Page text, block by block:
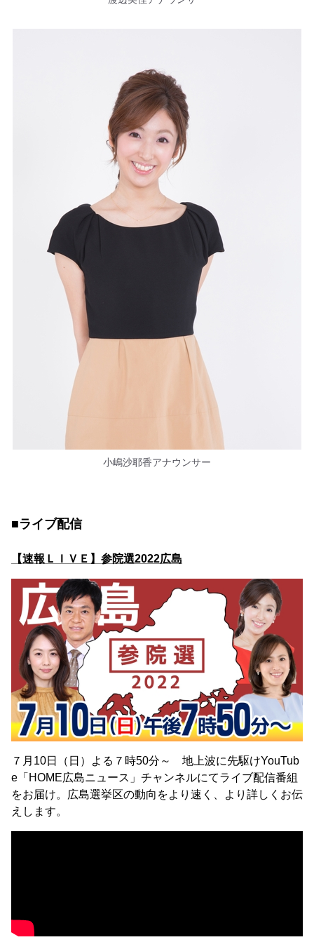
小嶋沙耶香アナウンサー
■ライブ配信
【速報ＬＩＶＥ】参院選2022広島
７月10日（日）よる７時50分～ 地上波に先駆けYouTub
e「HOME広島ニュース」チャンネルにてライブ配信番組
をお届け。広島選挙区の動向をより速く、より詳しくお伝
えします。